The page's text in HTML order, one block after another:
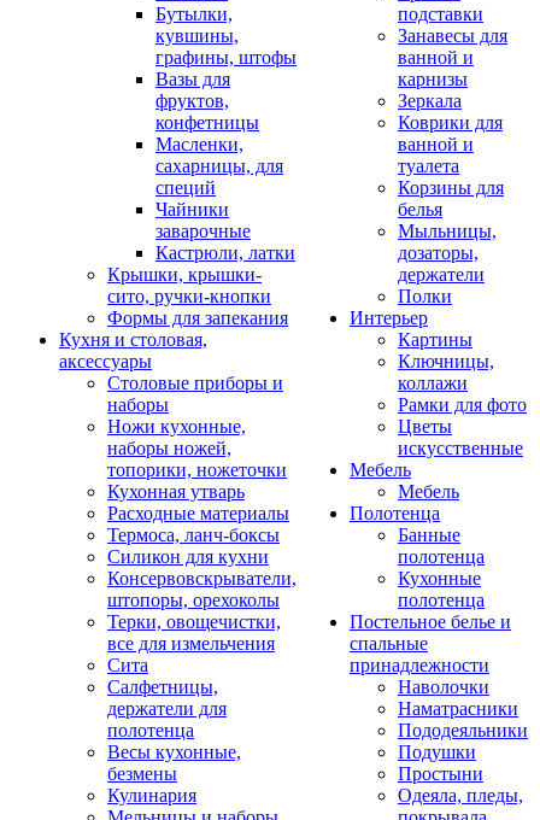
Бутылки,
кувшины,
графины, штофы
Вазы для
фруктов,
конфетницы
Масленки,
сахарницы, для
специй
Чайники
заварочные
Кастрюли, латки
Крышки, крышки-
сито, ручки-кнопки
Формы для запекания
Кухня и столовая,
аксессуары
Столовые приборы и
наборы
Ножи кухонные,
наборы ножей,
топорики, ножеточки
Кухонная утварь
Расходные материалы
Термоса, ланч-боксы
Силикон для кухни
Консервовскрыватели,
штопоры, орехоколы
Терки, овощечистки,
все для измельчения
Сита
Салфетницы,
держатели для
полотенца
Весы кухонные,
безмены
Кулинария
подставки
Занавесы для
ванной и
карнизы
Зеркала
Коврики для
ванной и
туалета
Корзины для
белья
Мыльницы,
дозаторы,
держатели
Полки
Интерьер
Картины
Ключницы,
коллажи
Рамки для фото
Цветы
искусственные
Мебель
Мебель
Полотенца
Банные
полотенца
Кухонные
полотенца
Постельное белье и
спальные
принадлежности
Наволочки
Наматрасники
Пододеяльники
Подушки
Простыни
Одеяла, пледы,